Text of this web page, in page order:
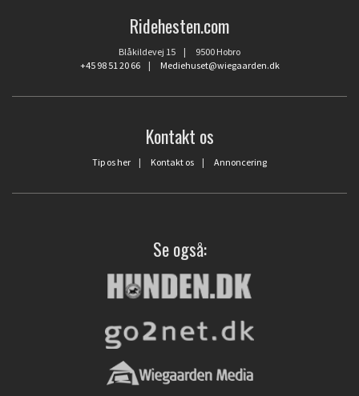
Ridehesten.com
Blåkildevej 15 | 9500 Hobro
+45 98 51 20 66| Mediehuset@wiegaarden.dk
Kontakt os
Tip os her | Kontakt os | Annoncering
Se også: